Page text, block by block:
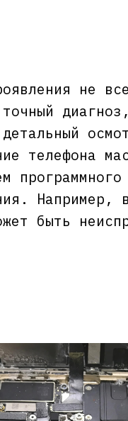
не
телефона
Например,
быть